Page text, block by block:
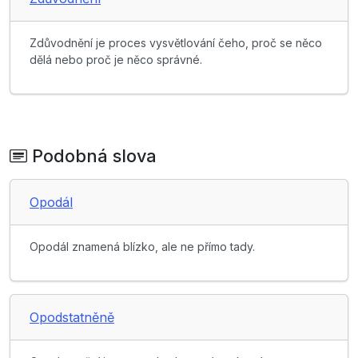
Zdůvodnění je proces vysvětlování čeho, proč se něco
dělá nebo proč je něco správné.
Podobná slova
Opodál
Opodál znamená blízko, ale ne přímo tady.
Opodstatněně